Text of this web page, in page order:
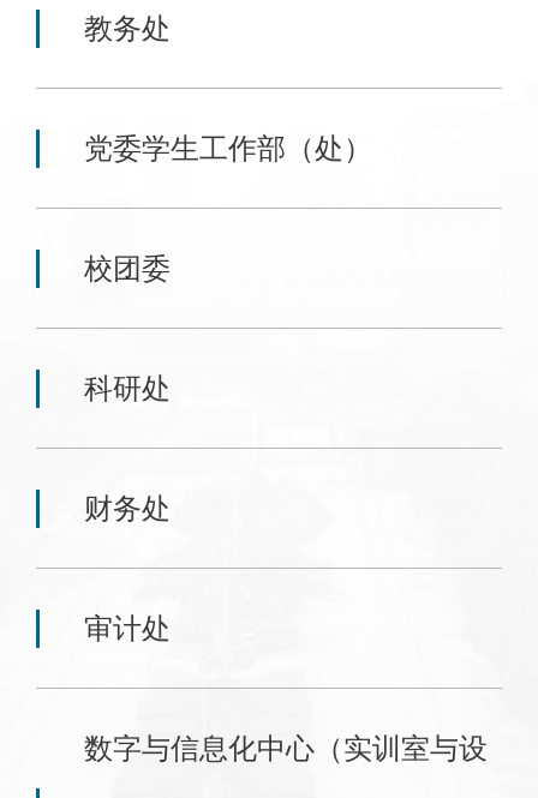
教务处
党委学生工作部（处）
校团委
科研处
财务处
审计处
数字与信息化中心（实训室与设